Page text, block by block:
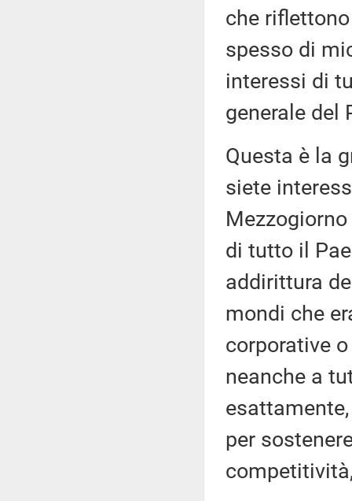
che
spesso di
interessi di
generale del
Questa è la
siete
di tutto il
addirittura
mondi che
corporative
neanche a
per